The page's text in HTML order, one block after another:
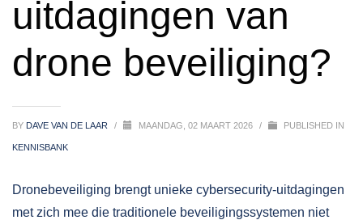
uitdagingen van
drone beveiliging?
BY DAVE VAN DE LAAR / MAANDAG, 02 MAART 2026 / PUBLISHED IN
KENNISBANK
Dronebeveiliging brengt unieke cybersecurity-uitdagingen
met zich mee die traditionele beveiligingssystemen niet